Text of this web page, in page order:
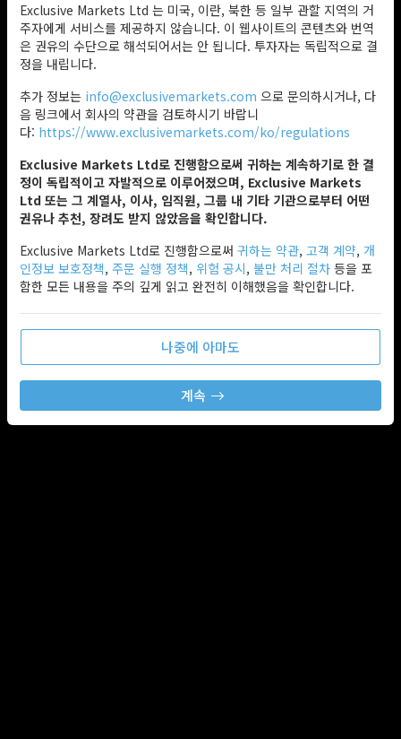
Exclusive Markets Ltd 는 미국, 이란, 북한 등 일부 관할 지역의 거
주자에게 서비스를 제공하지 않습니다. 이 웹사이트의 콘텐츠와 번역
은 권유의 수단으로 해석되어서는 안 됩니다. 투자자는 독립적으로 결
정을 내립니다.
추가 정보는 info@exclusivemarkets.com 으로 문의하시거나, 다
음 링크에서 회사의 약관을 검토하시기 바랍니
다: https://www.exclusivemarkets.com/ko/regulations
Exclusive Markets Ltd로 진행함으로써 귀하는 계속하기로 한 결
정이 독립적이고 자발적으로 이루어졌으며, Exclusive Markets
Ltd 또는 그 계열사, 이사, 임직원, 그룹 내 기타 기관으로부터 어떤
권유나 추천, 장려도 받지 않았음을 확인합니다.
Exclusive Markets Ltd로 진행함으로써 귀하는 약관, 고객 계약, 개
인정보 보호정책, 주문 실행 정책, 위험 공시, 불만 처리 절차 등을 포
함한 모든 내용을 주의 깊게 읽고 완전히 이해했음을 확인합니다.
나중에 아마도
계속